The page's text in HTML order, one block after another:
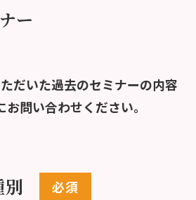
ー
だいた過去のセミナーの内容
お問い合わせください。
別